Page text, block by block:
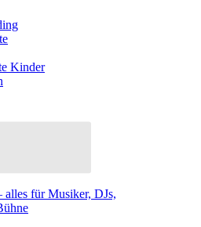
Kinder
für Musiker, DJs,